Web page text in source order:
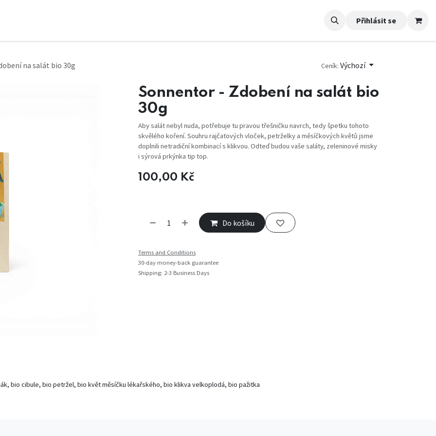
Přihlásit se
na salát bio 30g Ceník: Výchozí
Sonnentor - Zdobení na salát bio
30g
Aby salát nebyl nuda, potřebuje tu pravou třešničku navrch, tedy špetku tohoto
skvělého koření. Souhru rajčatových vloček, petrželky a měsíčkových květů jsme
doplnili netradiční kombinací s klikvou. Odteď budou vaše saláty, zeleninové misky
i sýrová prkýnka tip top.
100,00 Kč
Do košíku
Terms and Conditions
30-day money-back guarantee
Shipping: 2-3 Business Days
bio cibule, bio petržel, bio květ měsíčku lékařského, bio klikva velkoplodá, bio pažitka